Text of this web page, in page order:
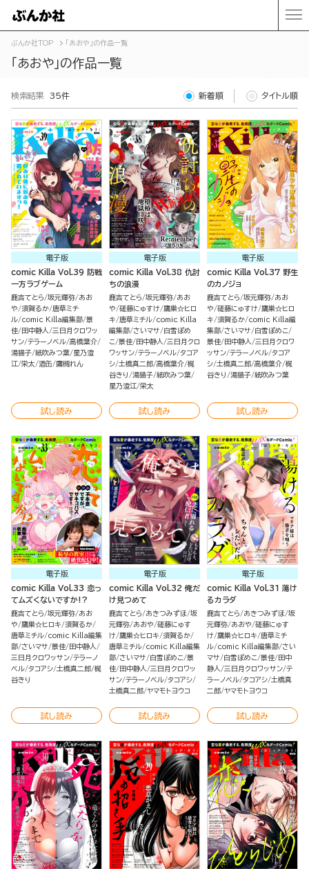
ぶんか社TOP 「あおや」の作品一覧
「あおや」の作品一覧
検索結果 35件 新着順 タイトル順
電子版
comic Killa Vol.39 防戦
一方ラブゲーム
鹿吉てとら 坂元輝弥 あお
や 須賀るか 唐草ミチ
ル comic Killa編集部 景
佳 田中静人 三日月クロワッ
サン テラーノベル 高橋葉介
湯猫子 紙吹みつ葉 星乃澄
江 栄太 酒缶 鷹槻れん
試し読み
電子版
comic Killa Vol.38 仇討
ちの浪漫
鹿吉てとら 坂元輝弥 あお
や 磋藤にゅすけ 鷹巣☆ヒロ
キ
唐草ミチル comic Killa
編集部 さいマサ
白雪ぽめ
こ 景佳 田中静人 三日月クロ
ワッサン テラーノベル タコア
シ 土橋真二郎 高橋葉介 梶
谷きり
湯猫子 紙吹みつ葉
星乃澄江 栄太
試し読み
電子版
comic Killa Vol.37 野生
のカノジョ
鹿吉てとら 坂元輝弥 あお
や 磋藤にゅすけ 鷹巣☆ヒロ
キ 須賀るか comic Killa編
集部 さいマサ
白雪ぽめこ
景佳 田中静人 三日月クロワ
ッサン テラーノベル タコア
シ 土橋真二郎 高橋葉介 梶
谷きり
湯猫子 紙吹みつ葉
試し読み
電子版
comic Killa Vol.33 恋っ
てムズくないですか!?
鹿吉てとら 坂元輝弥 あお
や 鷹巣☆ヒロキ 須賀るか
唐草ミチル comic Killa編集
部 さいマサ 景佳 田中静人
三日月クロワッサン テラーノ
ベル タコアシ 土橋真二郎 梶
谷きり
試し読み
電子版
comic Killa Vol.32 俺だ
け見つめて
鹿吉てとら あきつみずほ 坂
元輝弥 あおや 磋藤にゅす
け 鷹巣☆ヒロキ 須賀るか
唐草ミチル comic Killa編集
部 さいマサ 白雪ぽめこ 景
佳 田中静人 三日月クロワッ
サン テラーノベル タコアシ
土橋真二郎 ヤマモトヨウコ
試し読み
電子版
comic Killa Vol.31 蕩け
るカラダ
鹿吉てとら あきつみずほ 坂
元輝弥 あおや 磋藤にゅす
け 鷹巣☆ヒロキ
唐草ミチ
ル comic Killa編集部 さい
マサ
白雪ぽめこ 景佳 田中
静人 三日月クロワッサン テ
ラーノベル タコアシ 土橋真
二郎 ヤマモトヨウコ
試し読み